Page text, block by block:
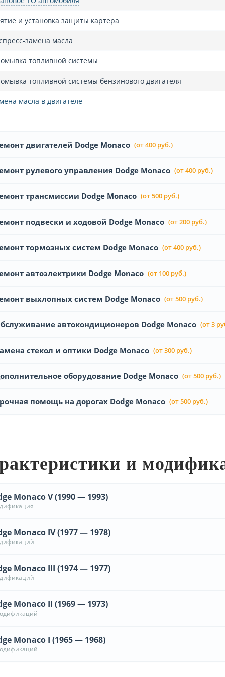
и установка защиты картера
замена масла
топливной системы
топливной системы бензинового двигателя
масла в двигателе
двигателей Dodge Monaco (от 400 руб.)
рулевого управления Dodge Monaco (от 400 руб.)
трансмиссии Dodge Monaco (от 500 руб.)
подвески и ходовой Dodge Monaco (от 200 руб.)
тормозных систем Dodge Monaco (от 400 руб.)
автоэлектрики Dodge Monaco (от 100 руб.)
выхлопных систем Dodge Monaco (от 500 руб.)
автокондиционеров Dodge Monaco (от 3
стекол и оптики Dodge Monaco (от 300 руб.)
оборудование Dodge Monaco (от 500 руб.)
помощь на дорогах Dodge Monaco (от 500 руб.)
и
Monaco V (1990 — 1993)
Monaco IV (1977 — 1978)
Monaco III (1974 — 1977)
Monaco II (1969 — 1973)
Monaco I (1965 — 1968)